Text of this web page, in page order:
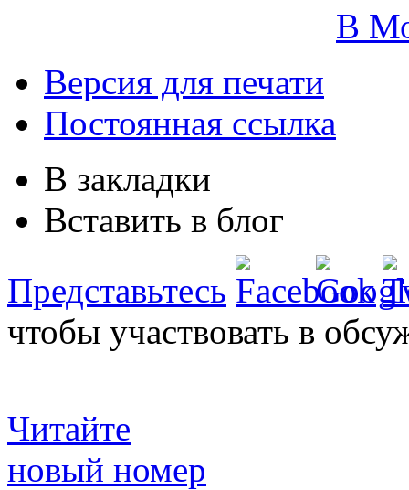
В
Версия для печати
Постоянная ссылка
В закладки
Вставить в блог
Представьтесь
чтобы участвовать в
Читайте
новый номер